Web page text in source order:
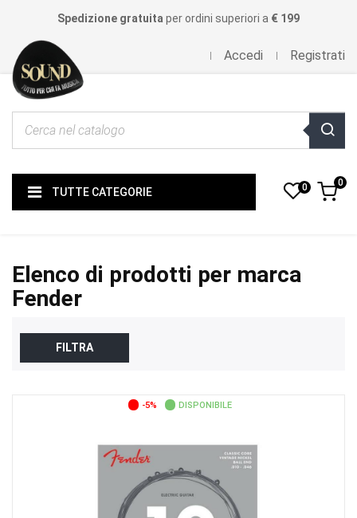
Spedizione gratuita per ordini superiori a € 199
Accedi Registrati
TUTTE CATEGORIE 0 0
Elenco di prodotti per marca
Fender
FILTRA
-5% DISPONIBILE